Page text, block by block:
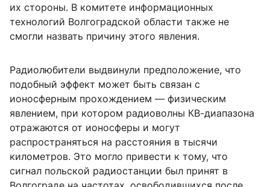
их стороны. В комитете информационных
технологий Волгоградской области также не
смогли назвать причину этого явления.
Радиолюбители выдвинули предположение, что
подобный эффект может быть связан с
ионосферным прохождением — физическим
явлением, при котором радиоволны КВ-диапазона
отражаются от ионосферы и могут
распространяться на расстояния в тысячи
километров. Это могло привести к тому, что
сигнал польской радиостанции был принят в